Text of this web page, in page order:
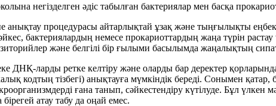
негізделген әдіс табылған бактериялар мен басқа
анықтау процедурасы айтарлықтай ұзақ және тыңғылықты
бактериялардың немесе прокариоттардың жаңа түрін растау
және белгілі бір ғылыми басылымда жаңалықтың
ДНҚ-ларды ретке келтіру және оларды бар деректер
кодтың тізбегі) анықтауға мүмкіндік береді. Сонымен
ғана танып, сәйкестендіру күтілуде. Бұл үлкен
атау табу да оңай емес.